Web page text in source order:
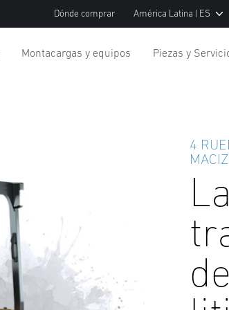
Dónde comprar América Latina | ES
Montacargas y equipos Piezas y
4
La